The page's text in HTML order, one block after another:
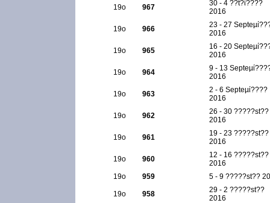
19ο 967
30 - 4 ??t?ί????
2016
19ο 966
23 - 27
2016
19ο 965
16 - 20
2016
19ο 964
9 - 13
2016
19ο 963
2 - 6 Septeµί????
2016
19ο 962
26 - 30 ?????st??
2016
19ο 961
19 - 23 ?????st??
2016
19ο 960
12 - 16 ?????st??
2016
19ο
959 5 - 9 ?????st??
19ο 958
29 - 2 ?????st??
2016